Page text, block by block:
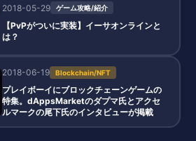
2018-05-29 ゲーム攻略/紹介
【PvPがついに実装】イーサオンラインと
は？
2018-06-19 Blockchain/NFT
プレイボーイにブロックチェーンゲームの
特集。dAppsMarketのダプマ氏とアクセ
ルマークの尾下氏のインタビューが掲載